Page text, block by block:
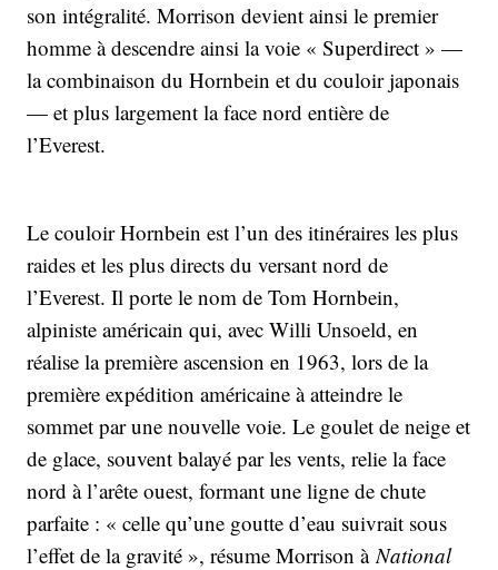
son intégralité. Morrison devient ainsi le premier
homme à descendre ainsi la voie « Superdirect » —
la combinaison du Hornbein et du couloir japonais
— et plus largement la face nord entière de
l’Everest.
Le couloir Hornbein est l’un des itinéraires les plus
raides et les plus directs du versant nord de
l’Everest. Il porte le nom de Tom Hornbein,
alpiniste américain qui, avec Willi Unsoeld, en
réalise la première ascension en 1963, lors de la
première expédition américaine à atteindre le
sommet par une nouvelle voie. Le goulet de neige et
de glace, souvent balayé par les vents, relie la face
nord à l’arête ouest, formant une ligne de chute
parfaite : « celle qu’une goutte d’eau suivrait sous
l’effet de la gravité », résume Morrison àNational